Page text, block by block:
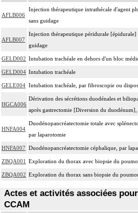
AFLB006
Injection thérapeutique intrathécale d'agent
sans guidage
AFLB007
Injection thérapeutique péridurale [épidurale]
guidage
GELD002 Intubation trachéale en dehors d'un bloc
GELD004 Intubation trachéale
GELE004 Intubation trachéale, par fibroscopie ou
HGCA006
Dérivation des sécrétions duodénales et
après gastrectomie [Diversion du
HNFA004
Duodénopancréatectomie totale avec
par laparotomie
HNFA007 Duodénopancréatectomie céphalique, par
ZBQA001 Exploration du thorax avec biopsie du
ZBQA002 Exploration du thorax sans biopsie du
Actes et activités associées
CCAM